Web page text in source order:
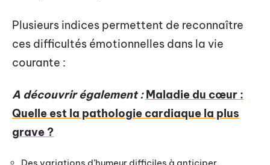
Plusieurs indices permettent de reconnaître
ces difficultés émotionnelles dans la vie
courante :
A découvrir également : Maladie du cœur :
Quelle est la pathologie cardiaque la plus
grave ?
Des variations d’humeur difficiles à anticiper,